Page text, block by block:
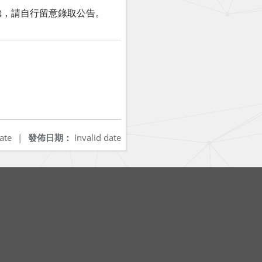
請自行留意錄取公告。
發佈日期： Invalid date
|